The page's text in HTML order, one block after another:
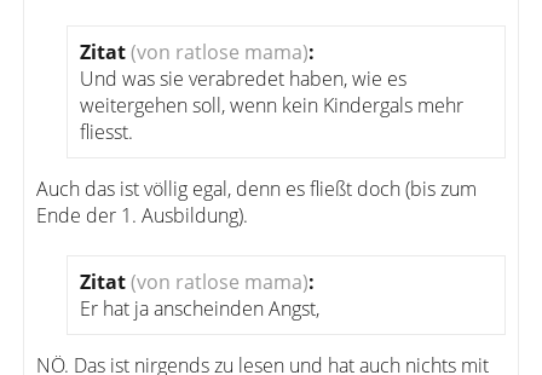
Zitat(von ratlose mama):
Und was sie verabredet haben, wie es
weitergehen soll, wenn kein Kindergals mehr
fliesst.
Auch das ist völlig egal, denn es fließt doch (bis zum
Ende der 1. Ausbildung).
Zitat(von ratlose mama):
Er hat ja anscheinden Angst,
NÖ. Das ist nirgends zu lesen und hat auch nichts mit